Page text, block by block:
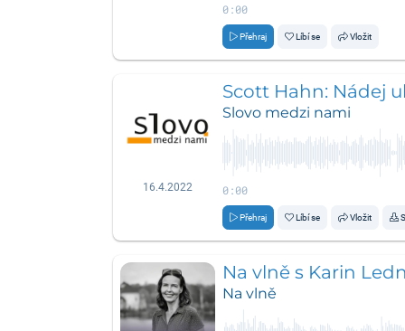
0:00
Přehraj Líbí se Vložit
16.4.2022
Scott Hahn: Nádej
Slovo medzi nami
0:00
Přehraj Líbí se Vložit
Na vlně s Karin
Na vlně